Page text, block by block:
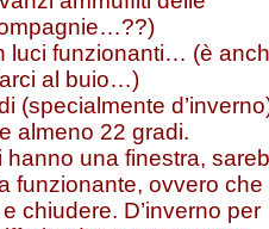
luci funzionanti… (è
al buio…)
(specialmente
almeno 22 gradi.
hanno una finestra,
funzionante, ovvero che
chiudere. D’inverno per